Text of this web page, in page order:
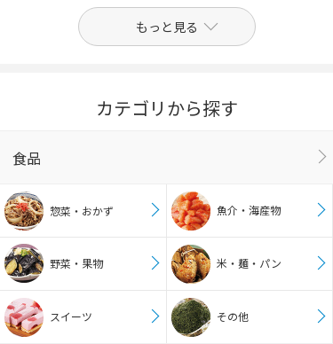
もっと見る
カテゴリから探す
食品
惣菜・おかず 魚介・海産物
野菜・果物 米・麺・パン
スイーツ その他